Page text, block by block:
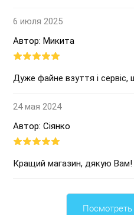
6 июля 2025
Автор: Микита
Дуже файне взуття і
24 мая 2024
Автор: Сіянко
Кращий магазин, дякую Вам!